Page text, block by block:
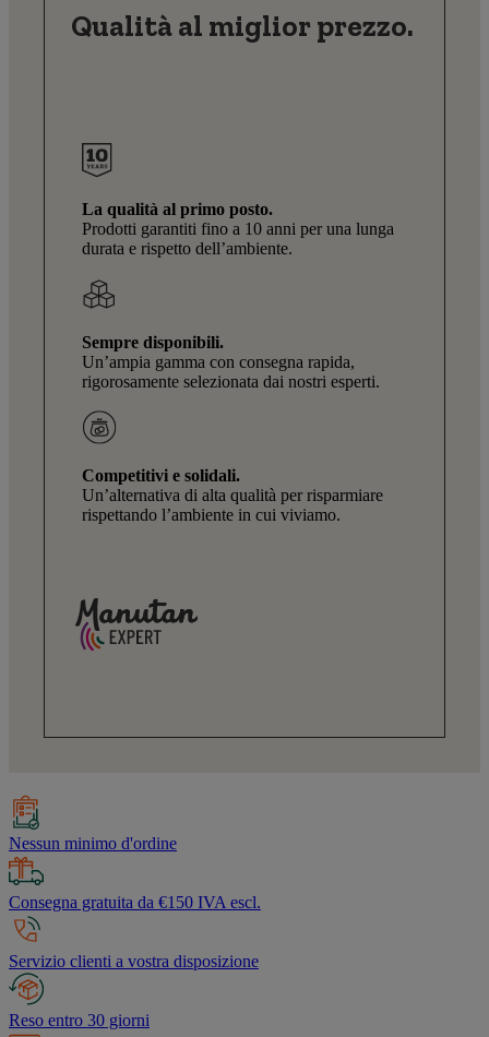
Qualità al miglior prezzo.
La qualità al primo posto.
Prodotti garantiti fino a 10 anni per una lunga
durata e rispetto dell’ambiente.
Sempre disponibili.
Un’ampia gamma con consegna rapida,
rigorosamente selezionata dai nostri esperti.
Competitivi e solidali.
Un’alternativa di alta qualità per risparmiare
rispettando l’ambiente in cui viviamo.
Nessun minimo d'ordine
Consegna gratuita da €150 IVA escl.
Servizio clienti a vostra disposizione
Reso entro 30 giorni